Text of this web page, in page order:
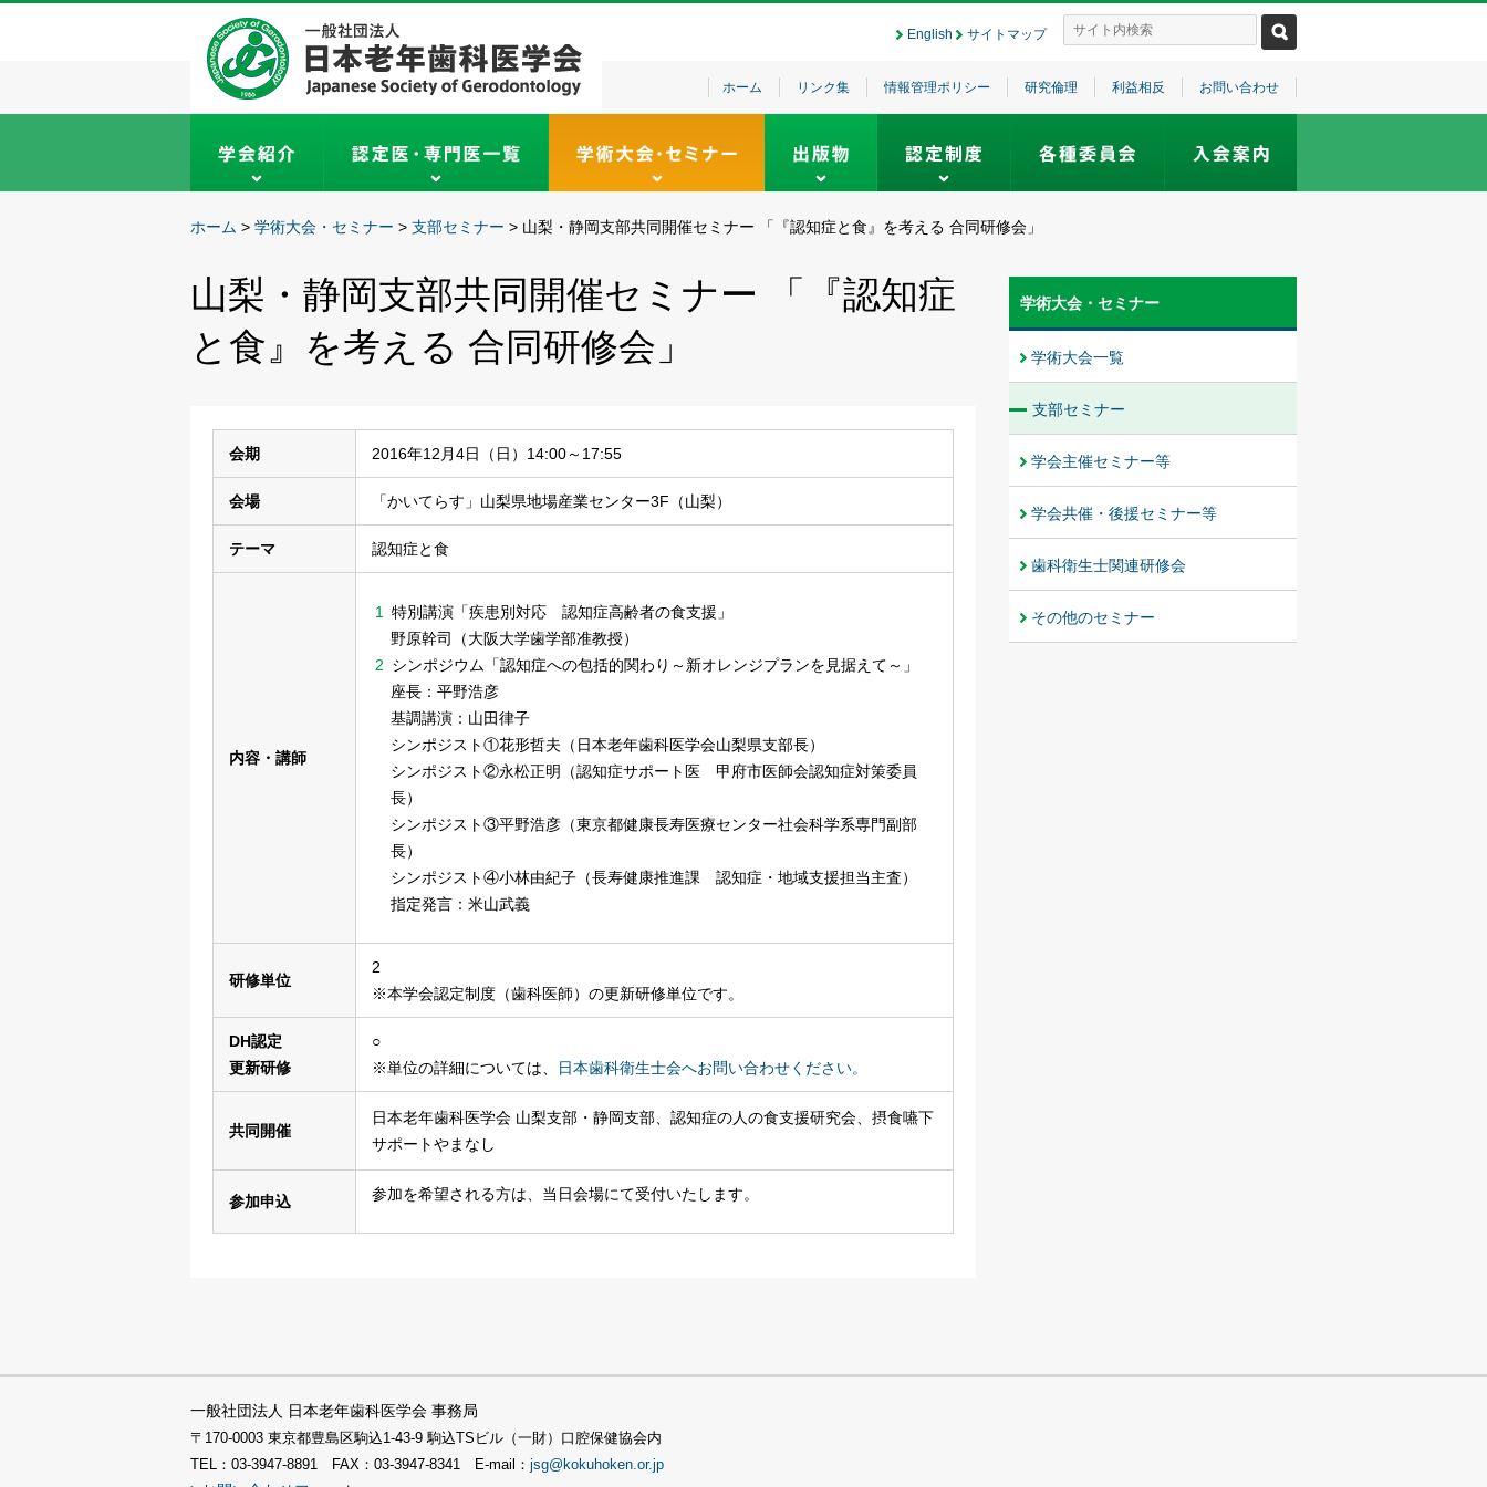
English サイトマップ
ホーム リンク集 情報管理ポリシー 研究倫理 利益相反 お問い合わせ
ホーム > 学術大会・セミナー > 支部セミナー > 山梨・静岡支部共同開催セミナー 「『認知症と食』を考える 合同研修会」
山梨・静岡支部共同開催セミナー 「『認知症
と食』を考える 合同研修会」
会期 2016年12月4日（日）14:00～17:55
会場 「かいてらす」山梨県地場産業センター3F（山梨）
テーマ 認知症と食
内容・講師
特別講演「疾患別対応 認知症高齢者の食支援」
野原幹司（大阪大学歯学部准教授）
シンポジウム「認知症への包括的関わり～新オレンジプランを見据えて～」
座長：平野浩彦
基調講演：山田律子
シンポジスト①花形哲夫（日本老年歯科医学会山梨県支部長）
シンポジスト②永松正明（認知症サポート医 甲府市医師会認知症対策委員
長）
シンポジスト③平野浩彦（東京都健康長寿医療センター社会科学系専門副部
長）
シンポジスト④小林由紀子（長寿健康推進課 認知症・地域支援担当主査）
指定発言：米山武義
研修単位
2
※本学会認定制度（歯科医師）の更新研修単位です。
DH認定
更新研修
○
※単位の詳細については、
日本歯科衛生士会へお問い合わせください。
共同開催
日本老年歯科医学会 山梨支部・静岡支部、認知症の人の食支援研究会、摂食嚥下
サポートやまなし
参加申込 参加を希望される方は、当日会場にて受付いたします。
学術大会・セミナー
学術大会一覧
支部セミナー
学会主催セミナー等
学会共催・後援セミナー等
歯科衛生士関連研修会
その他のセミナー
一般社団法人 日本老年歯科医学会 事務局
〒170-0003 東京都豊島区駒込1-43-9 駒込TSビル（一財）口腔保健協会内
TEL：03-3947-8891 FAX：03-3947-8341 E-mail： jsg@kokuhoken.or.jp